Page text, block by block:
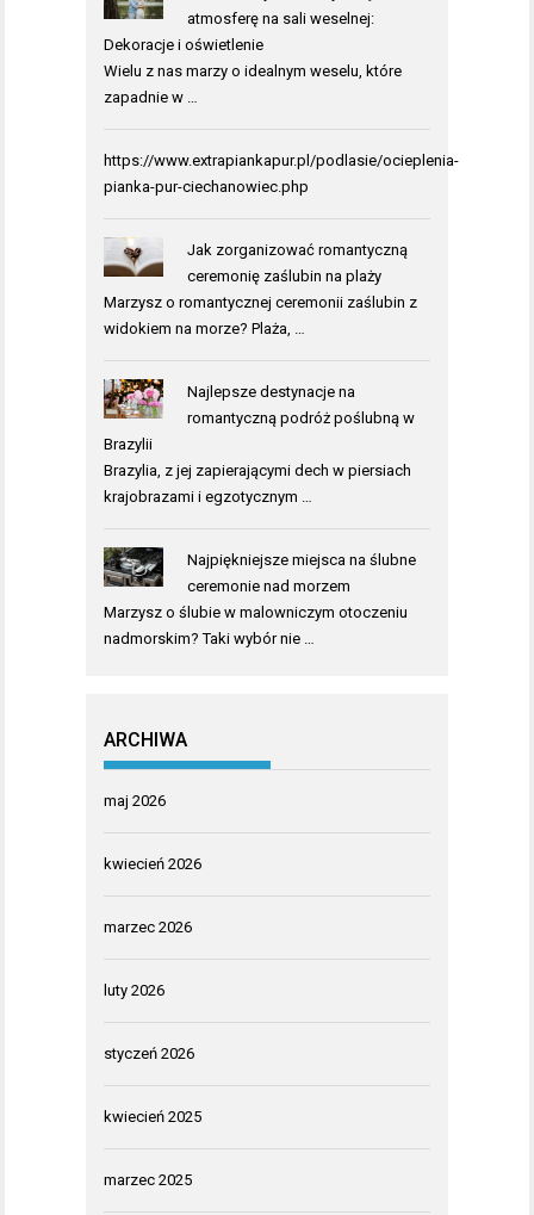
atmosferę na sali weselnej:
Dekoracje i oświetlenie
Wielu z nas marzy o idealnym weselu, które
zapadnie w …
https://www.extrapiankapur.pl/podlasie/ocieplenia-
pianka-pur-ciechanowiec.php
Jak zorganizować romantyczną
ceremonię zaślubin na plaży
Marzysz o romantycznej ceremonii zaślubin z
widokiem na morze? Plaża, …
Najlepsze destynacje na
romantyczną podróż poślubną w
Brazylii
Brazylia, z jej zapierającymi dech w piersiach
krajobrazami i egzotycznym …
Najpiękniejsze miejsca na ślubne
ceremonie nad morzem
Marzysz o ślubie w malowniczym otoczeniu
nadmorskim? Taki wybór nie …
ARCHIWA
maj 2026
kwiecień 2026
marzec 2026
luty 2026
styczeń 2026
kwiecień 2025
marzec 2025